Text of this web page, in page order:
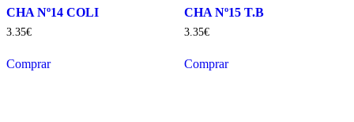
CHA Nº14 COLI
3.35€
Comprar
CHA Nº15 T.B
3.35€
Comprar